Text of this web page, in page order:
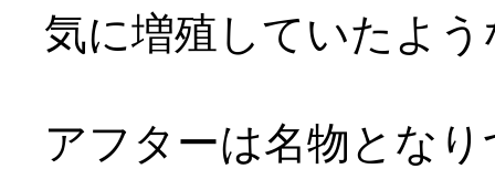
気に増殖していたよう
アフターは名物とな